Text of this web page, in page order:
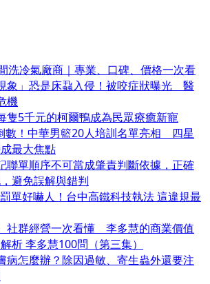
洗冷氣廠商｜專業、口碑、價格一次看
象」恐是床蝨入侵！被咬症狀曝光 醫
機
隻5千元的柯爾鴨成為民眾療癒新寵
數！中華男籃20人培訓名單亮相 四星
最大焦點
聯單順序不可當成肇責判斷依據，正確
避免誤解與錯判
單好嚇人！台中高鐵科技執法 這違規最
社群經營一次看懂 李多慧的商業價值
析 李多慧100問（第三集）
病怎麼辦？除因過敏、寄生蟲外還要注